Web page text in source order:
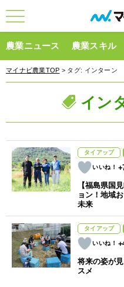
農業ニュース 農業スキル
マイナビ農業TOP > タグ: インターン
イン
タイアップ
【福島県国
ョン！地域
未来
タイアップ
将来の姿が
スメ